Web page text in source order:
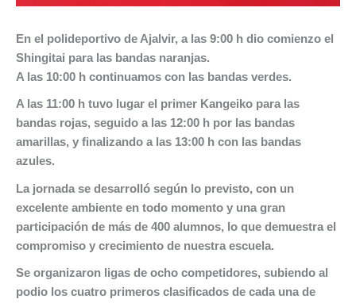
En el polideportivo de Ajalvir, a las 9:00 h dio comienzo el
Shingitai para las bandas naranjas.
A las 10:00 h continuamos con las bandas verdes.
A las 11:00 h tuvo lugar el primer Kangeiko para las
bandas rojas, seguido a las 12:00 h por las bandas
amarillas, y finalizando a las 13:00 h con las bandas
azules.
La jornada se desarrolló según lo previsto, con un
excelente ambiente en todo momento y una gran
participación de más de 400 alumnos, lo que demuestra el
compromiso y crecimiento de nuestra escuela.
Se organizaron ligas de ocho competidores, subiendo al
podio los cuatro primeros clasificados de cada una de